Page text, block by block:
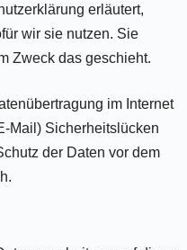
erläutert,
wir sie nutzen. Sie
Zweck das geschieht.
im Internet
Mail) Sicherheitslücken
der Daten vor dem